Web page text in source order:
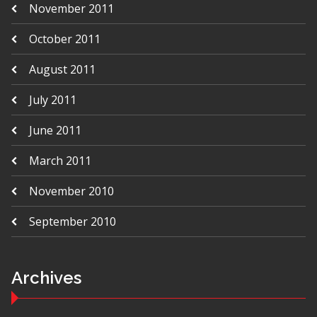
November 2011
October 2011
August 2011
July 2011
June 2011
March 2011
November 2010
September 2010
Archives